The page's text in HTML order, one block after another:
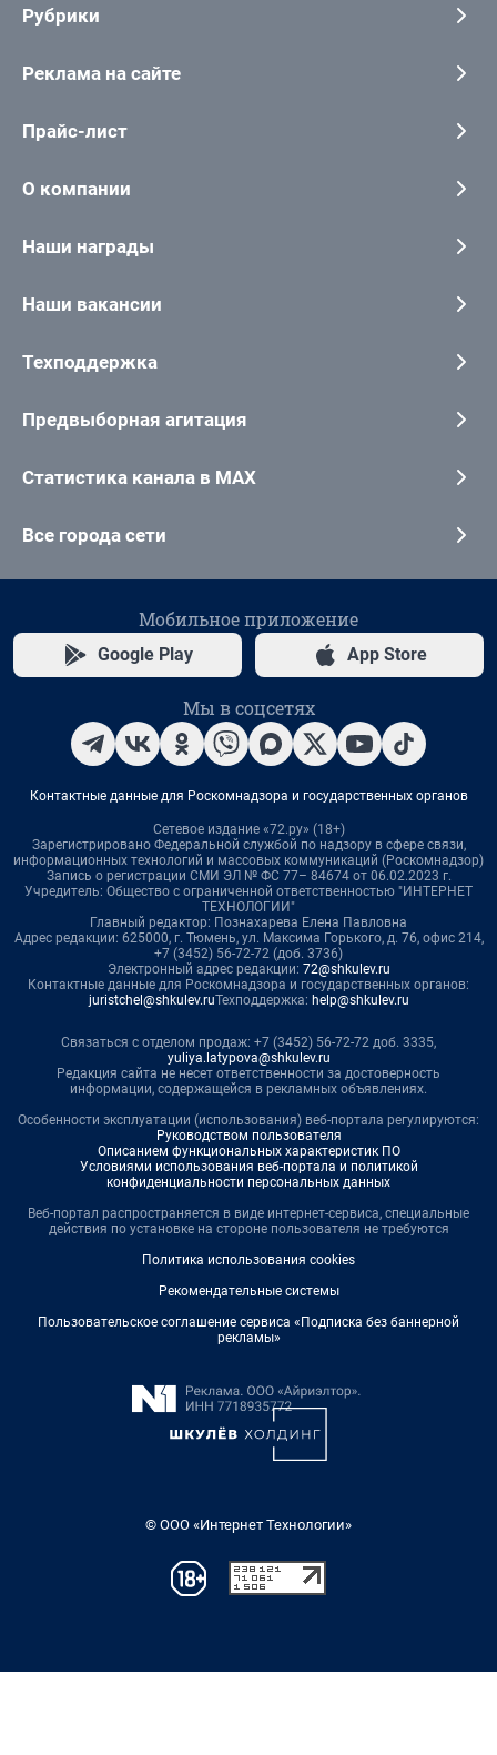
Рубрики
Реклама на сайте
Прайс-лист
О компании
Наши награды
Наши вакансии
Техподдержка
Предвыборная агитация
Статистика канала в MAX
Все города сети
Мобильное приложение
Google Play App Store
Мы в соцсетях
Контактные данные для Роскомнадзора и государственных органов
Сетевое издание «72.ру» (18+)
Зарегистрировано Федеральной службой по надзору в сфере связи,
информационных технологий и массовых коммуникаций (Роскомнадзор)
Запись о регистрации СМИ ЭЛ № ФС 77– 84674 от 06.02.2023 г.
Учредитель: Общество с ограниченной ответственностью "ИНТЕРНЕТ
ТЕХНОЛОГИИ"
Главный редактор: Познахарева Елена Павловна
Адрес редакции: 625000, г. Тюмень, ул. Максима Горького, д. 76, офис 214,
+7 (3452) 56-72-72 (доб. 3736)
Электронный адрес редакции: 72@shkulev.ru
Контактные данные для Роскомнадзора и государственных органов:
juristchel@shkulev.ruТехподдержка: help@shkulev.ru
Связаться с отделом продаж: +7 (3452) 56-72-72 доб. 3335,
yuliya.latypova@shkulev.ru
Редакция сайта не несет ответственности за достоверность
информации, содержащейся в рекламных объявлениях.
Особенности эксплуатации (использования) веб-портала регулируются:
Руководством пользователя
Описанием функциональных характеристик ПО
Условиями использования веб-портала и политикой
конфиденциальности персональных данных
Веб-портал распространяется в виде интернет-сервиса, специальные
действия по установке на стороне пользователя не требуются
Политика использования cookies
Рекомендательные системы
Пользовательское соглашение сервиса «Подписка без баннерной
рекламы»
© ООО «Интернет Технологии»